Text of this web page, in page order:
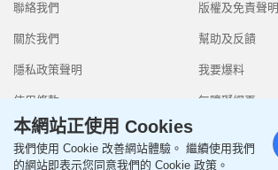
聯絡我們
關於我們
隱私政策聲明
使用條款
版權及免責聲明
幫助及反饋
我要爆料
無障礙網頁
本網站正使用 Cookies
我們使用 Cookie 改善網站體驗。 繼續使用我們
的網站即表示您同意我們的 Cookie 政策。